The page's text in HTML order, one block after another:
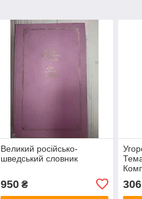
Великий російсько-
шведський словник
950₴ 306